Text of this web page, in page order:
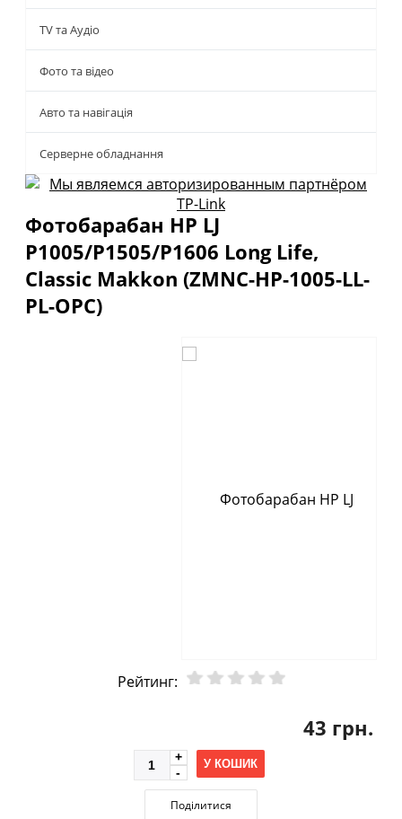
TV та Аудіо
Фото та відео
Авто та навігація
Серверне обладнання
Фотобарабан HP LJ
P1005/P1505/P1606 Long Life,
Classic Makkon (ZMNC-HP-1005-LL-
PL-OPC)
Рейтинг:
43 грн.
У КОШИК
Поділитися